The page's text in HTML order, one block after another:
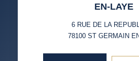
VOITURE
RÉSULTATS DES LYCÉES
EN-LAYE
6 RUE DE LA
78100 ST GERMAIN